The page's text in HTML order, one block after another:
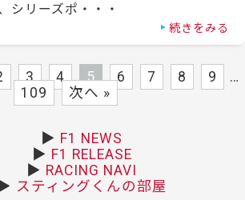
シリーズポ・・・
続きをみる
3 4 5 6 7 8 9
…
109
次へ »
▶ F1 NEWS
▶ F1 RELEASE
▶ RACING NAVI
▶ スティングくんの部屋